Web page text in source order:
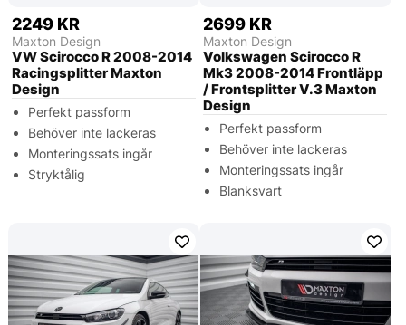
2249 KR
Maxton Design
VW Scirocco R 2008-2014
Racingsplitter Maxton
Design
Perfekt passform
Behöver inte lackeras
Monteringssats ingår
Stryktålig
2699 KR
Maxton Design
Volkswagen Scirocco R
Mk3 2008-2014 Frontläpp
/ Frontsplitter V.3 Maxton
Design
Perfekt passform
Behöver inte lackeras
Monteringssats ingår
Blanksvart